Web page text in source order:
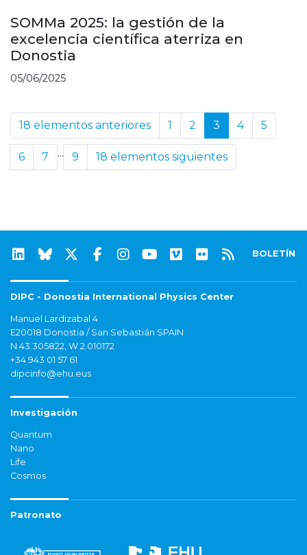
SOMMa 2025: la gestión de la
excelencia científica aterriza en
Donostia
05/06/2025
18 elementos anteriores 1 2 3 4 5
6 7 ... 9 18 elementos siguientes
BOLETÍN
DIPC - Donostia International Physics Center
Manuel Lardizabal 4
E20018 Donostia / San Sebastián SPAIN
N 43.305822, W 2.010172
+34 943 01 57 61
dipcinfo@ehu.eus
Investigación
Quantum
Nano
Life
Cosmos
Patronato